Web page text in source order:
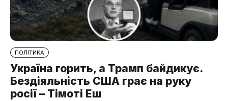
ПОЛІТИКА
Україна горить, а Трамп байдикує.
Бездіяльність США грає на руку
росії – Тімоті Еш